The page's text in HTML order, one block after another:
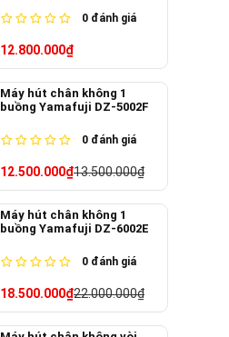
0 đánh giá
12.800.000₫
Máy hút chân không 1
buồng Yamafuji DZ-5002F
0 đánh giá
12.500.000₫13.500.000₫
Máy hút chân không 1
buồng Yamafuji DZ-6002E
0 đánh giá
18.500.000₫22.000.000₫